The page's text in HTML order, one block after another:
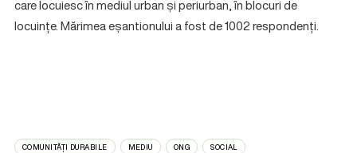
care locuiesc în mediul urban și periurban, în blocuri de
locuințe. Mărimea eșantionului a fost de 1002 respondenți.
COMUNITĂȚI DURABILE MEDIU ONG SOCIAL